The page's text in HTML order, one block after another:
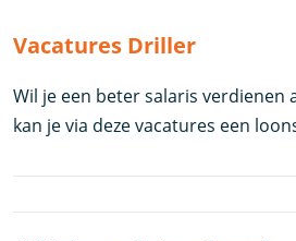
Vacatures Driller
Wil je een beter salaris verdienen
kan je via deze vacatures een